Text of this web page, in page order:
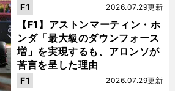
【F1】アストンマーティン・ホ
ンダ「最大級のダウンフォース
増」を実現するも、アロンソが
苦言を呈した理由
2026.07.29更新
F1
2026.07.29更新
F1